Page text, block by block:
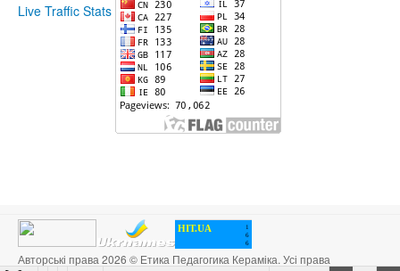
Live Traffic Stats
HIT.UA
1
6
6
Авторські права 2026 © Етика Педагогика Кераміка. Усі права